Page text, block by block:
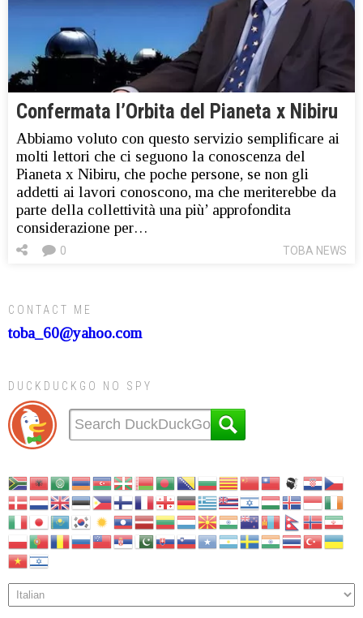
Confermata l’Orbita del Pianeta x Nibiru
Abbiamo voluto con questo servizio semplificare ai
molti lettori che ci seguono la conoscenza del
Pianeta x Nibiru, che poche persone, se non gli
addetti ai lavori conoscono, ma che meriterebbe da
parte della collettività una più’ approfondita
considerazione per…
TOBA NEWS
0
CONTACT ME
toba_60@yahoo.com
DUCKDUCKGO NO SPY